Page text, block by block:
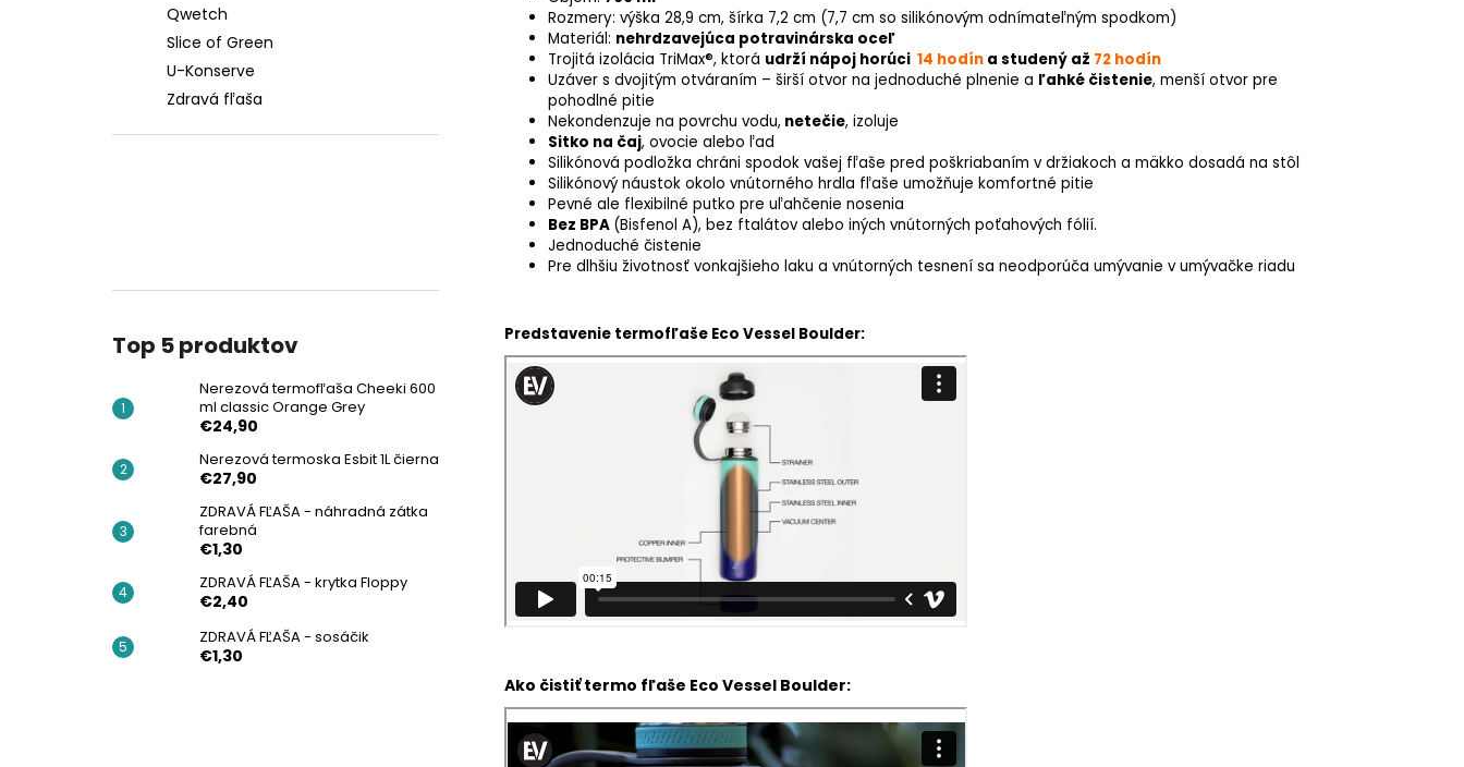
Qwetch
Slice of Green
U-Konserve
Zdravá fľaša
Top 5 produktov
Nerezová termofľaša Cheeki 600
ml classic Orange Grey
€24,90
Nerezová termoska Esbit 1L čierna
€27,90
ZDRAVÁ FĽAŠA - náhradná zátka
farebná
€1,30
ZDRAVÁ FĽAŠA - krytka Floppy
€2,40
ZDRAVÁ FĽAŠA - sosáčik
€1,30
Rozmery: výška 28,9 cm, šírka 7,2 cm (7,7 cm so silikónovým odnímateľným spodkom)
Materiál: nehrdzavejúca potravinárska oceľ
Trojitá izolácia TriMax®, ktorá udrží nápoj horúci 14 hodín a studený až 72 hodín
Uzáver s dvojitým otváraním – širší otvor na jednoduché plnenie a ľahké čistenie, menší otvor pre
pohodlné pitie
Nekondenzuje na povrchu vodu, netečie, izoluje
Sitko na čaj, ovocie alebo ľad
Silikónová podložka chráni spodok vašej fľaše pred poškriabaním v držiakoch a mäkko dosadá na stôl
Silikónový náustok okolo vnútorného hrdla fľaše umožňuje komfortné pitie
Pevné ale flexibilné putko pre uľahčenie nosenia
Bez BPA (Bisfenol A), bez ftalátov alebo iných vnútorných poťahových fólií.
Jednoduché čistenie
Pre dlhšiu životnosť vonkajšieho laku a vnútorných tesnení sa neodporúča umývanie v umývačke riadu
Predstavenie termofľaše Eco Vessel Boulder:
Ako čistiť termo fľaše Eco Vessel Boulder: